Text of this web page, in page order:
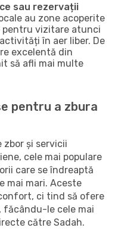
sau rezervații
au zone acoperite
pentru vizitare atunci
în aer liber. De
excelentă din
să afli mai multe
pentru a zbura
zbor și servicii
cele mai populare
care se îndreaptă
mai mari. Aceste
ci tind să ofere
făcându-le cele mai
către Sadah.